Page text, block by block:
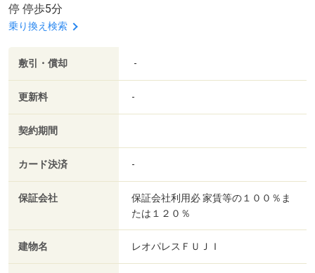
停 停歩5分
乗り換え検索
敷引・償却 -
更新料 -
契約期間
カード決済 -
保証会社
保証会社利用必 家賃等の１００％ま
たは１２０％
建物名 レオパレスＦＵＪＩ